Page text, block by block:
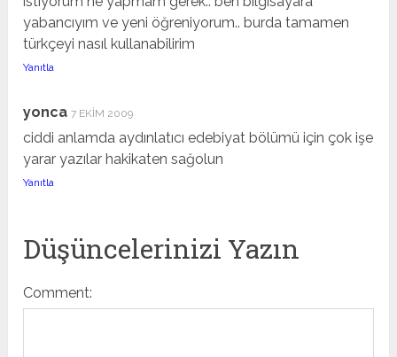
yabancıyım ve yeni öğreniyorum.. burda tamamen
türkçeyi nasıl kullanabilirim
Yanıtla
yonca 7 EKIM 2009
ciddi anlamda aydınlatıcı edebiyat bölümü için çok işe
yarar yazılar hakikaten sağolun
Yanıtla
Düşüncelerinizi Yazın
Comment: